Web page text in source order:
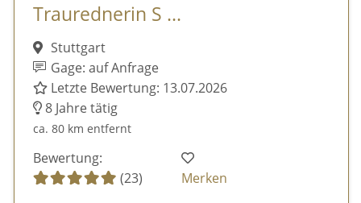
Traurednerin S ...
Stuttgart
Gage: auf Anfrage
Letzte Bewertung: 13.07.2026
8 Jahre tätig
ca. 80 km entfernt
Bewertung:
(23)
Merken